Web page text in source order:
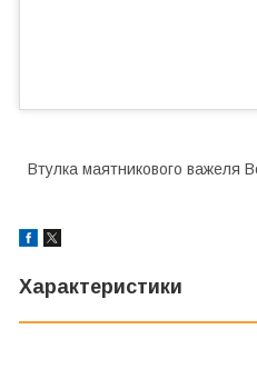
Втулка маятникового важеля
Характеристики